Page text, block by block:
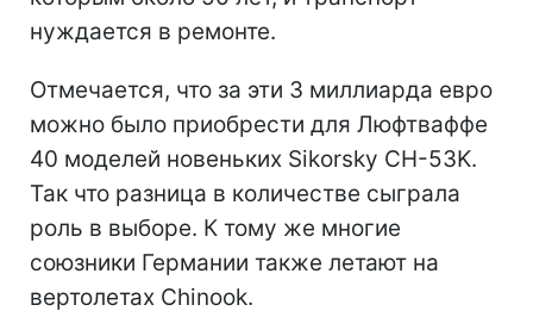
нуждается в ремонте.
Отмечается, что за эти 3 миллиарда евро
можно было приобрести для Люфтваффе
40 моделей новеньких Sikorsky CH-53K.
Так что разница в количестве сыграла
роль в выборе. К тому же многие
союзники Германии также летают на
вертолетах Chinook.